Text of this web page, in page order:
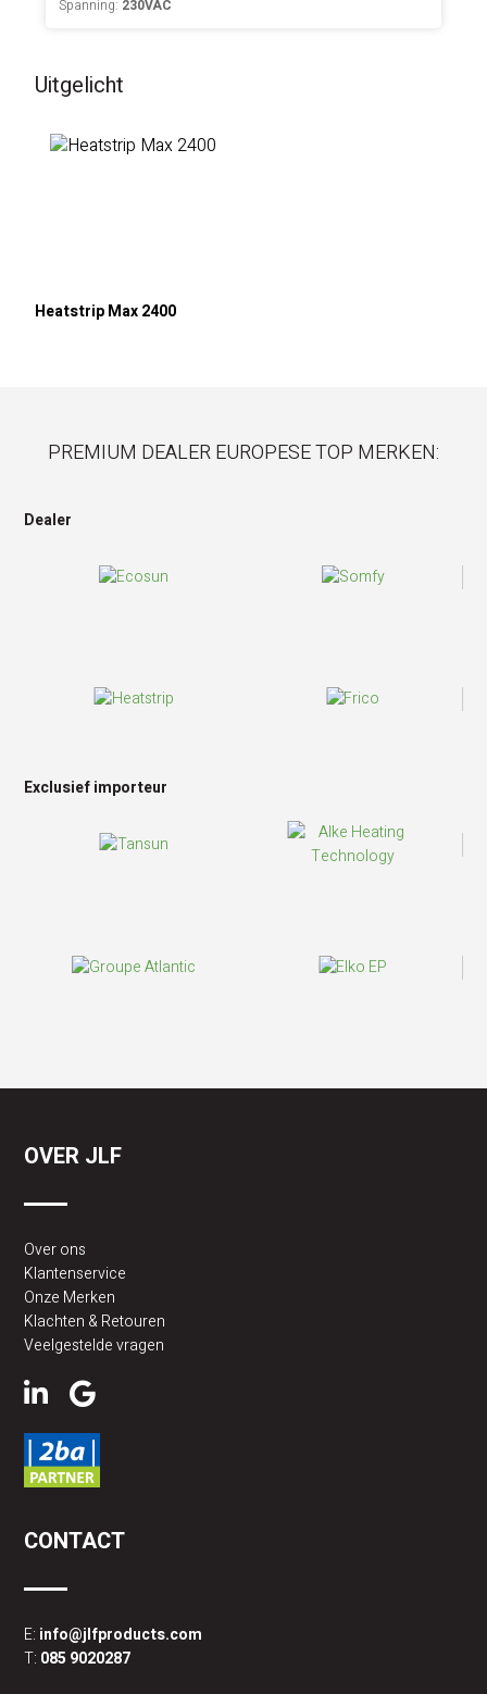
Spanning: 230VAC
Uitgelicht
Heatstrip Max 2400
PREMIUM DEALER EUROPESE TOP MERKEN:
Dealer
Exclusief importeur
OVER JLF
Over ons
Klantenservice
Onze Merken
Klachten & Retouren
Veelgestelde vragen
CONTACT
E: info@jlfproducts.com
T: 085 9020287